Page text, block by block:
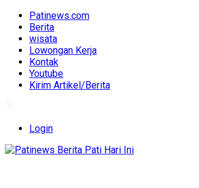
Patinews.com
Berita
wisata
Lowongan Kerja
Kontak
Youtube
Kirim Artikel/Berita
Login